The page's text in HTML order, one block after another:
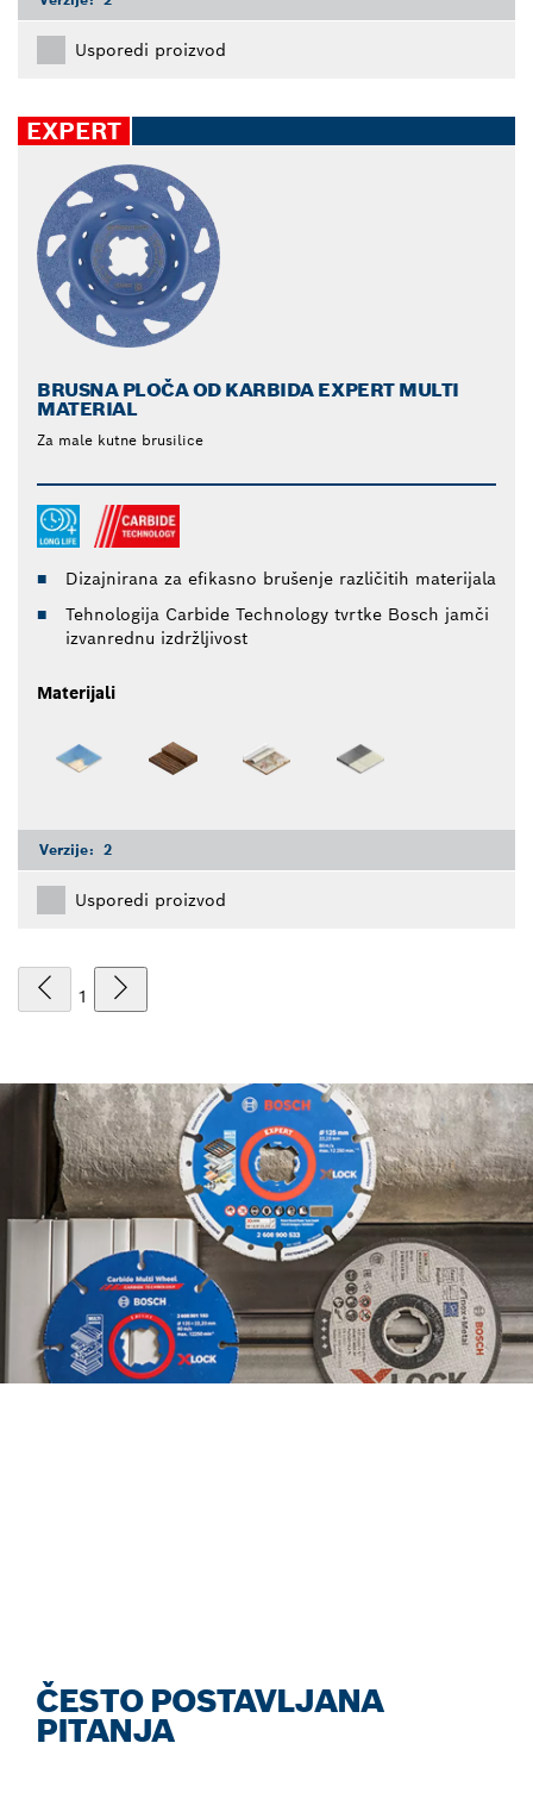
Usporedi proizvod
EXPERT
BRUSNA PLOČA OD KARBIDA EXPERT MULTI
MATERIAL
Za male kutne brusilice
Dizajnirana za efikasno brušenje različitih materijala
Tehnologija Carbide Technology tvrtke Bosch jamči
izvanrednu izdržljivost
Materijali
Verzije: 2
Usporedi proizvod
1
ČESTO POSTAVLJANA
PITANJA